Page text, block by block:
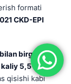
formati
CKD-EPI
birga
kaliy 5,5
qisishi kabi